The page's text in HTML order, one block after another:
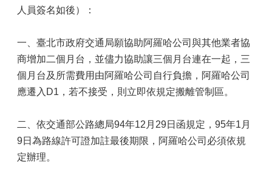
人員簽名如後）：
一、臺北市政府交通局願協助阿羅哈公司與其他業者協
商增加二個月台，並儘力協助讓三個月台連在一起，三
個月台及所需費用由阿羅哈公司自行負擔，阿羅哈公司
應遷入D1，若不接受，則立即依規定搬離管制區。
二、依交通部公路總局94年12月29日函規定，95年1月
9日為路線許可證加註最後期限，阿羅哈公司必須依規
定辦理。